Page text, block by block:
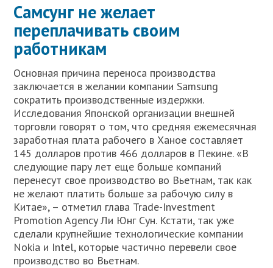
Самсунг не желает
переплачивать своим
работникам
Основная причина переноса производства
заключается в желании компании Samsung
сократить производственные издержки.
Исследования Японской организации внешней
торговли говорят о том, что средняя ежемесячная
заработная плата рабочего в Ханое составляет
145 долларов против 466 долларов в Пекине. «В
следующие пару лет еще больше компаний
перенесут свое производство во Вьетнам, так как
не желают платить больше за рабочую силу в
Китае», – отметил глава Trade-Investment
Promotion Agency Ли Юнг Сун. Кстати, так уже
сделали крупнейшие технологические компании
Nokia и Intel, которые частично перевели свое
производство во Вьетнам.